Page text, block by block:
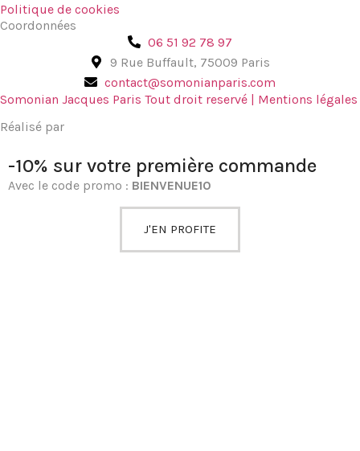
Politique de cookies
Coordonnées
06 51 92 78 97
9 Rue Buffault, 75009 Paris
contact@somonianparis.com
Somonian Jacques Paris Tout droit reservé | Mentions légales
Réalisé par
-10% sur votre première commande
Avec le code promo : BIENVENUE10
J'EN PROFITE